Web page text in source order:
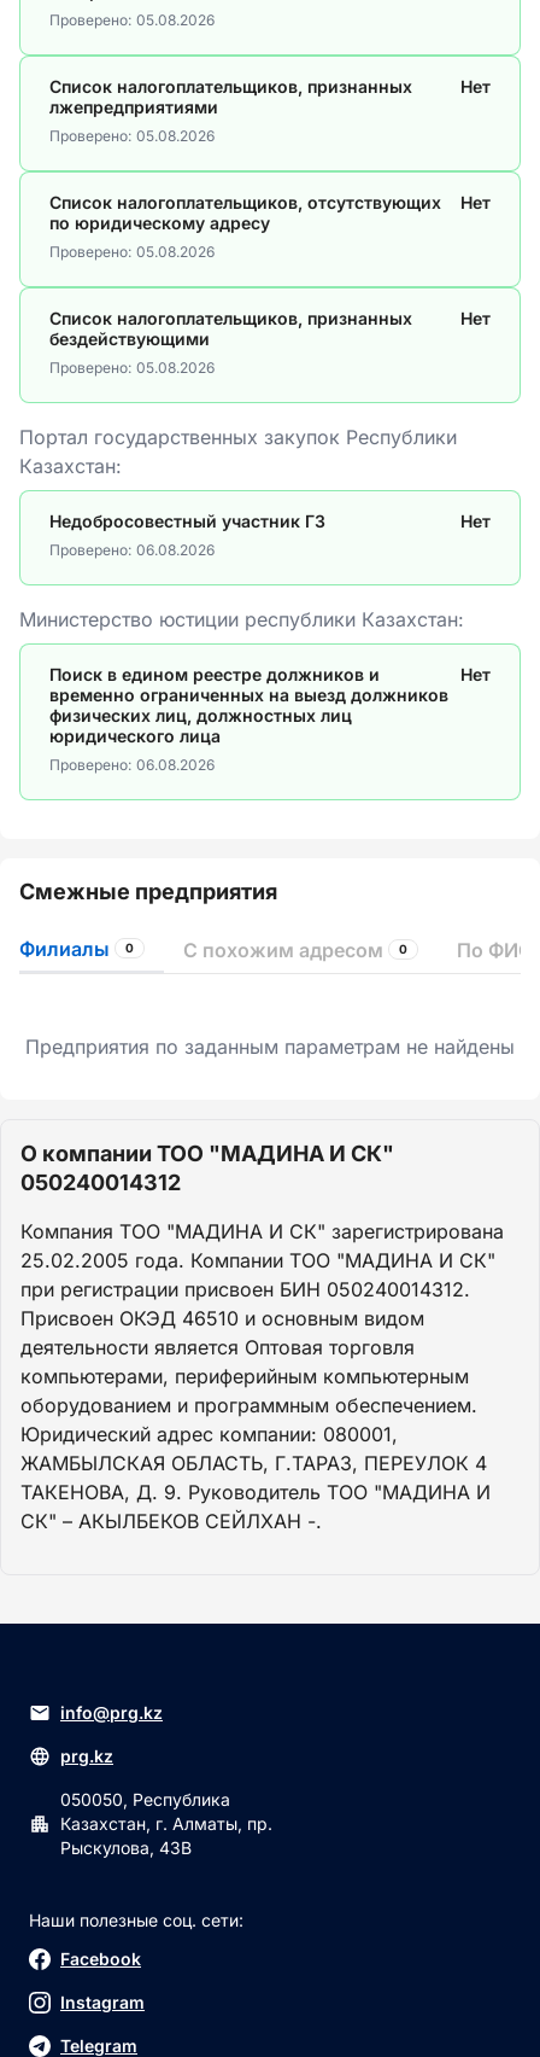
Проверено: 05.08.2026
Список налогоплательщиков, признанных
лжепредприятиями
Нет
Проверено: 05.08.2026
Список налогоплательщиков, отсутствующих
по юридическому адресу
Нет
Проверено: 05.08.2026
Список налогоплательщиков, признанных
бездействующими
Нет
Проверено: 05.08.2026
Портал государственных закупок Республики
Казахстан:
Недобросовестный участник ГЗ Нет
Проверено: 06.08.2026
Министерство юстиции республики Казахстан:
Поиск в едином реестре должников и
временно ограниченных на выезд должников
физических лиц, должностных лиц
юридического лица
Нет
Проверено: 06.08.2026
Смежные предприятия
Филиалы 0 С похожим адресом 0 По ФИО
Предприятия по заданным параметрам не найдены
О компании ТОО "МАДИНА И СК"
050240014312
Компания ТОО "МАДИНА И СК" зарегистрирована
25.02.2005 года. Компании ТОО "МАДИНА И СК"
при регистрации присвоен БИН 050240014312.
Присвоен ОКЭД 46510 и основным видом
деятельности является Оптовая торговля
компьютерами, периферийным компьютерным
оборудованием и программным обеспечением.
Юридический адрес компании: 080001,
ЖАМБЫЛСКАЯ ОБЛАСТЬ, Г.ТАРАЗ, ПЕРЕУЛОК 4
ТАКЕНОВА, Д. 9. Руководитель ТОО "МАДИНА И
СК" – АКЫЛБЕКОВ СЕЙЛХАН -.
info@prg.kz
prg.kz
050050, Республика
Казахстан, г. Алматы, пр.
Рыскулова, 43В
Наши полезные соц. сети:
Facebook
Instagram
Telegram